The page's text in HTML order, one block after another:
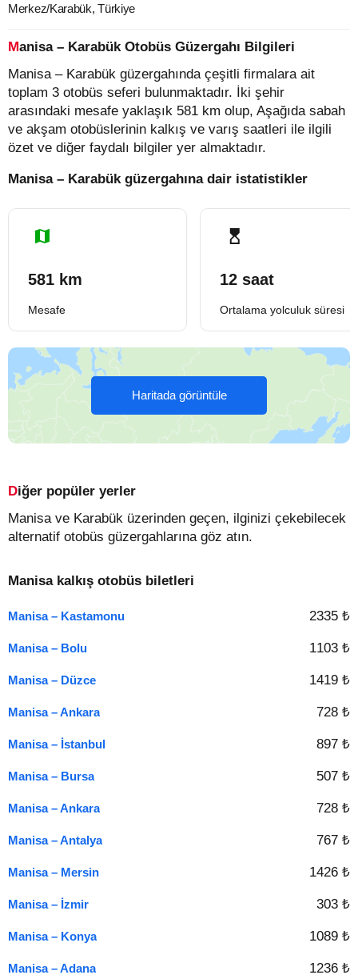
Merkez/Karabük, Türkiye
Manisa – Karabük Otobüs Güzergahı Bilgileri
Manisa – Karabük güzergahında çeşitli firmalara ait
toplam 3 otobüs seferi bulunmaktadır. İki şehir
arasındaki mesafe yaklaşık 581 km olup, Aşağıda sabah
ve akşam otobüslerinin kalkış ve varış saatleri ile ilgili
özet ve diğer faydalı bilgiler yer almaktadır.
Manisa – Karabük güzergahına dair istatistikler
581 km
Mesafe
12 saat
Ortalama yolculuk süresi
Haritada görüntüle
Diğer popüler yerler
Manisa ve Karabük üzerinden geçen, ilginizi çekebilecek
alternatif otobüs güzergahlarına göz atın.
Manisa kalkış otobüs biletleri
Manisa – Kastamonu 2335 ₺
Manisa – Bolu 1103 ₺
Manisa – Düzce 1419 ₺
Manisa – Ankara 728 ₺
Manisa – İstanbul 897 ₺
Manisa – Bursa 507 ₺
Manisa – Ankara 728 ₺
Manisa – Antalya 767 ₺
Manisa – Mersin 1426 ₺
Manisa – İzmir 303 ₺
Manisa – Konya 1089 ₺
Manisa – Adana 1236 ₺